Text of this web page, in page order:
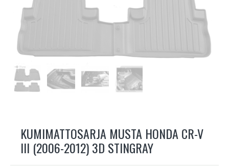
KUMIMATTOSARJA MUSTA HONDA CR-V
III (2006-2012) 3D STINGRAY